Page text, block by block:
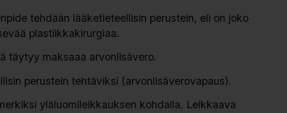
tehdään lääketieteellisin perustein, eli on joko
plastiikkakirurgiaa.
täytyy maksaaa arvonlisävero.
perustein tehtäviksi (arvonlisäverovapaus).
yläluomileikkauksen kohdalla. Leikkaava